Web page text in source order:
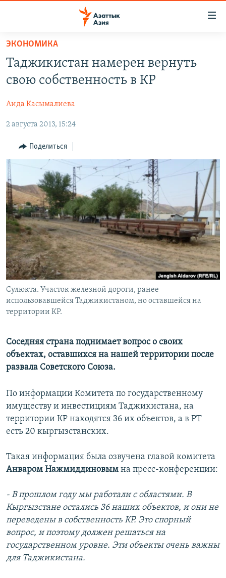
Вернуться
основному
содержанию
навигации
Вернутся
поиску
УЗБЕКИСТАН
ТАДЖИКИСТАН
НОВОСТИ
НА ДРУГИХ ЯЗЫКАХ
ҚАЗАҚША
КЫРГЫЗЧА
ТОҶИКӢ
TÜRKMENÇE
Все сайты РСЕ/РС
ЭКОНОМИКА
Таджикистан намерен вернуть
свою собственность в КР
Аида Касымалиева
2 августа 2013, 15:24
Поделиться
Сулюкта. Участок железной дороги, ранее
использовавшейся Таджикистаном, но оставшейся на
территории КР.
Соседняя страна поднимает вопрос о своих
объектах, оставшихся на нашей территории после
развала Советского Союза.
По информации Комитета по государственному
имуществу и инвестициям Таджикистана, на
территории КР находятся 36 их объектов, а в РТ
есть 20 кыргызстанских.
Такая информация была озвучена главой комитета
Анваром Нажмиддиновым на пресс-конференции:
- В прошлом году мы работали с областями. В
Кыргызстане остались 36 наших объектов, и они не
переведены в собственность КР. Это спорный
вопрос, и поэтому должен решаться на
государственном уровне. Эти объекты очень важны
для Таджикистана.